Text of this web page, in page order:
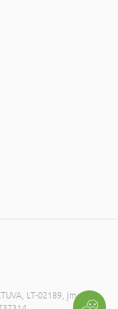
LT-02189, Įmonės